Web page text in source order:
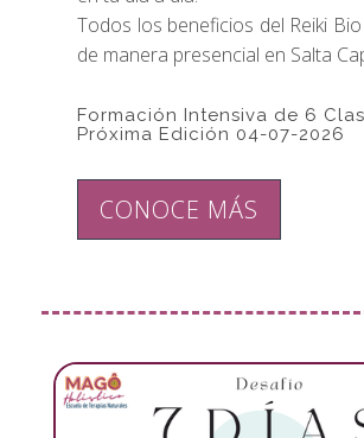
Todos los beneficios del Reiki
de manera presencial en Salta
Formación Intensiva de 6
Próxima Edición 04-07-2026
CONOCE MÁS